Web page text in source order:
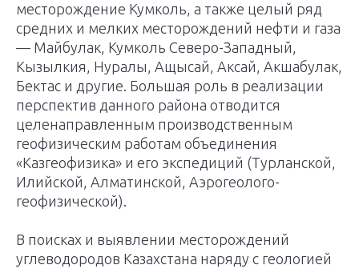
месторождение Кумколь, а также целый ряд
средних и мелких месторождений нефти и газа
— Майбулак, Кумколь Северо-Западный,
Кызылкия, Нуралы, Ащысай, Аксай, Акшабулак,
Бектас и другие. Большая роль в реализации
перспектив данного района отводится
целенаправленным производственным
геофизическим работам объединения
«Казгеофизика» и его экспедиций (Турланской,
Илийской, Алматинской, Аэрогеолого-
геофизической).
В поисках и выявлении месторождений
углеводородов Казахстана наряду с геологией